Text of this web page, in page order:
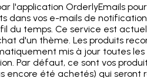
l'application OrderlyEmails
dans vos e-mails de
du temps. Ce service est
d'un thème. Les produits
mis à jour toutes les
Par défaut, ce sont vos
encore été achetés) qui seront